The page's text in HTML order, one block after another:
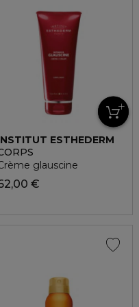
ESTHEDERM
glauscine
€